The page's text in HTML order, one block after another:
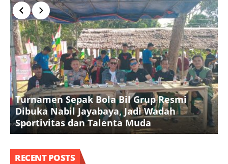
Turnamen Sepak Bola Bil Grup Resmi
Dibuka Nabil Jayabaya, Jadi Wadah
Sportivitas dan Talenta Muda
RECENT POSTS